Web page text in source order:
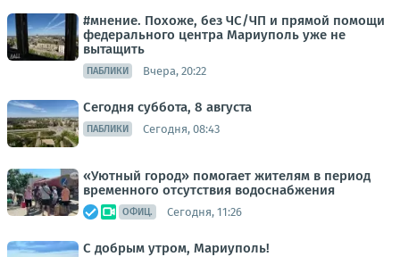
#мнение. Похоже, без ЧС/ЧП и прямой помощи
федерального центра Мариуполь уже не
вытащить
ПАБЛИКИ Вчера, 20:22
Сегодня суббота, 8 августа
ПАБЛИКИ Сегодня, 08:43
«Уютный город» помогает жителям в период
временного отсутствия водоснабжения
ОФИЦ. Сегодня, 11:26
С добрым утром, Мариуполь!